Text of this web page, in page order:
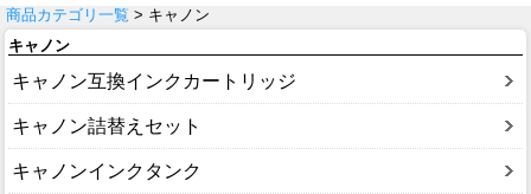
商品カテゴリ一覧 > キャノン
キャノン
キャノン互換インクカートリッジ
キャノン詰替えセット
キャノンインクタンク